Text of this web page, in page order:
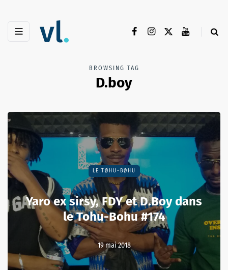
BROWSING TAG
D.boy
LE TØHU-BØHU
Yaro ex sirsy, FDY et D.Boy dans
le Tohu-Bohu #174
19 mai 2018